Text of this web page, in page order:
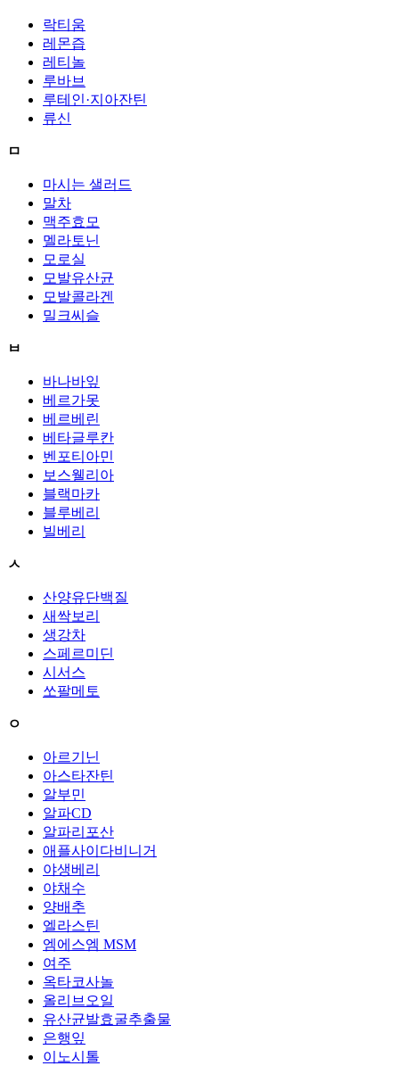
락티움
레몬즙
레티놀
루바브
루테인·지아잔틴
류신
ㅁ
마시는 샐러드
말차
맥주효모
멜라토닌
모로실
모발유산균
모발콜라겐
밀크씨슬
ㅂ
바나바잎
베르가못
베르베린
베타글루칸
벤포티아민
보스웰리아
블랙마카
블루베리
빌베리
ㅅ
산양유단백질
새싹보리
생강차
스페르미딘
시서스
쏘팔메토
ㅇ
아르기닌
아스타잔틴
알부민
알파CD
알파리포산
애플사이다비니거
야생베리
야채수
양배추
엘라스틴
엠에스엠 MSM
여주
옥타코사놀
올리브오일
유산균발효굴추출물
은행잎
이노시톨